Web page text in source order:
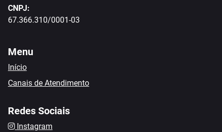
CNPJ:
67.366.310/0001-03
Menu
Início
Canais de Atendimento
Redes Sociais
Instagram